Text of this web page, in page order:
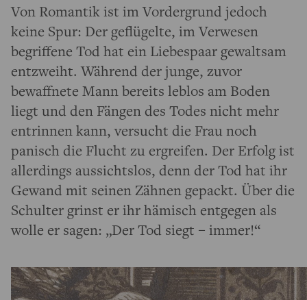
Von Romantik ist im Vordergrund jedoch
keine Spur: Der geflügelte, im Verwesen
begriffene Tod hat ein Liebespaar gewaltsam
entzweiht. Während der junge, zuvor
bewaffnete Mann bereits leblos am Boden
liegt und den Fängen des Todes nicht mehr
entrinnen kann, versucht die Frau noch
panisch die Flucht zu ergreifen. Der Erfolg ist
allerdings aussichtslos, denn der Tod hat ihr
Gewand mit seinen Zähnen gepackt. Über die
Schulter grinst er ihr hämisch entgegen als
wolle er sagen: „Der Tod siegt – immer!“